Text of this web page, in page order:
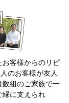
お客様からのリピ
のお客様が友人
数組のご家族で一
縁に支えられ